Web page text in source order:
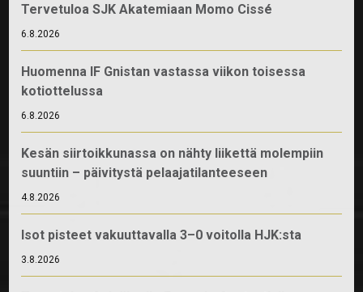
Tervetuloa SJK Akatemiaan Momo Cissé
6.8.2026
Huomenna IF Gnistan vastassa viikon toisessa
kotiottelussa
6.8.2026
Kesän siirtoikkunassa on nähty liikettä molempiin
suuntiin – päivitystä pelaajatilanteeseen
4.8.2026
Isot pisteet vakuuttavalla 3–0 voitolla HJK:sta
3.8.2026